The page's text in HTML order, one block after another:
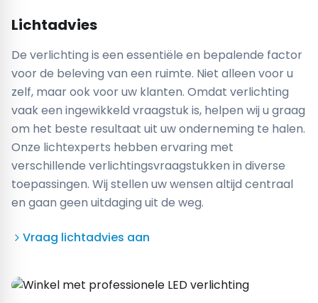
Lichtadvies
De verlichting is een essentiële en bepalende factor
voor de beleving van een ruimte. Niet alleen voor u
zelf, maar ook voor uw klanten. Omdat verlichting
vaak een ingewikkeld vraagstuk is, helpen wij u graag
om het beste resultaat uit uw onderneming te halen.
Onze lichtexperts hebben ervaring met
verschillende verlichtingsvraagstukken in diverse
toepassingen. Wij stellen uw wensen altijd centraal
en gaan geen uitdaging uit de weg.
Vraag lichtadvies aan